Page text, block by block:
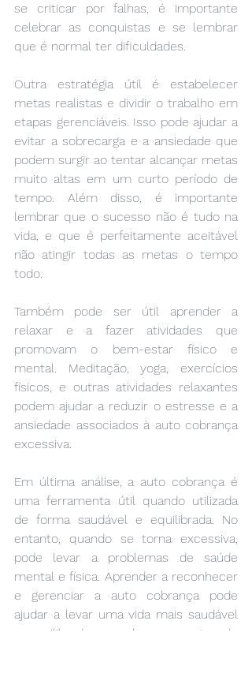
se criticar por falhas, é importante
celebrar as conquistas e se lembrar
que é normal ter dificuldades.
Outra estratégia útil é estabelecer
metas realistas e dividir o trabalho em
etapas gerenciáveis. Isso pode ajudar a
evitar a sobrecarga e a ansiedade que
podem surgir ao tentar alcançar metas
muito altas em um curto período de
tempo. Além disso, é importante
lembrar que o sucesso não é tudo na
vida, e que é perfeitamente aceitável
não atingir todas as metas o tempo
todo.
Também pode ser útil aprender a
relaxar e a fazer atividades que
promovam o bem-estar físico e
mental. Meditação, yoga, exercícios
físicos, e outras atividades relaxantes
podem ajudar a reduzir o estresse e a
ansiedade associados à auto cobrança
excessiva.
Em última análise, a auto cobrança é
uma ferramenta útil quando utilizada
de forma saudável e equilibrada. No
entanto, quando se torna excessiva,
pode levar a problemas de saúde
mental e física. Aprender a reconhecer
e gerenciar a auto cobrança pode
ajudar a levar uma vida mais saudável
e equilibrada, e a alcançar metas de